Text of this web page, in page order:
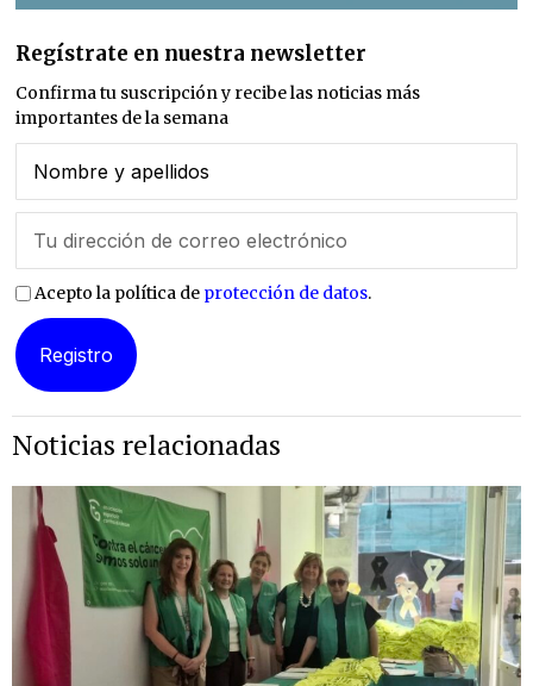
Regístrate en nuestra newsletter
Confirma tu suscripción y recibe las noticias más
importantes de la semana
Acepto la política de protección de datos.
Noticias relacionadas